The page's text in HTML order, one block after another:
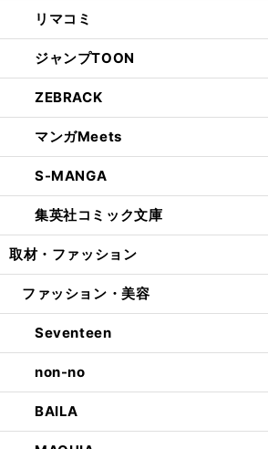
リマコミ
ジャンプTOON
ZEBRACK
マンガMeets
S-MANGA
集英社コミック文庫
取材・ファッション
ファッション・美容
Seventeen
non-no
BAILA